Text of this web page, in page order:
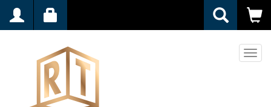
Menu